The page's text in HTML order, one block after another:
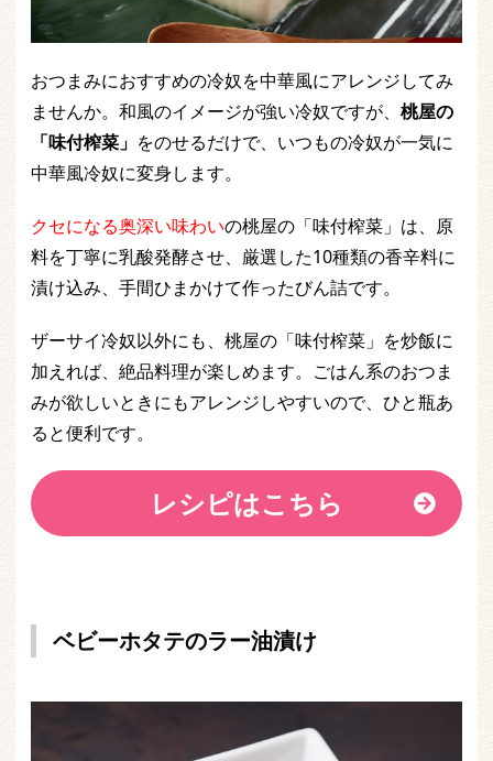
おつまみにおすすめの冷奴を中華風にアレンジしてみ
ませんか。和風のイメージが強い冷奴ですが、 桃屋の
「味付榨菜」 をのせるだけで、いつもの冷奴が一気に
中華風冷奴に変身します。
クセになる奥深い味わいの桃屋の「味付榨菜」は、原
料を丁寧に乳酸発酵させ、厳選した10種類の香辛料に
漬け込み、手間ひまかけて作ったびん詰です。
ザーサイ冷奴以外にも、桃屋の「味付榨菜」を炒飯に
加えれば、絶品料理が楽しめます。ごはん系のおつま
みが欲しいときにもアレンジしやすいので、ひと瓶あ
ると便利です。
レシピはこちら
ベビーホタテのラー油漬け